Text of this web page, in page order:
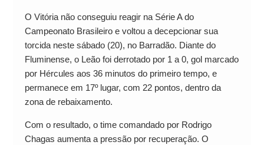
O Vitória não conseguiu reagir na Série A do
Campeonato Brasileiro e voltou a decepcionar sua
torcida neste sábado (20), no Barradão. Diante do
Fluminense, o Leão foi derrotado por 1 a 0, gol marcado
por Hércules aos 36 minutos do primeiro tempo, e
permanece em 17º lugar, com 22 pontos, dentro da
zona de rebaixamento.
Com o resultado, o time comandado por Rodrigo
Chagas aumenta a pressão por recuperação. O